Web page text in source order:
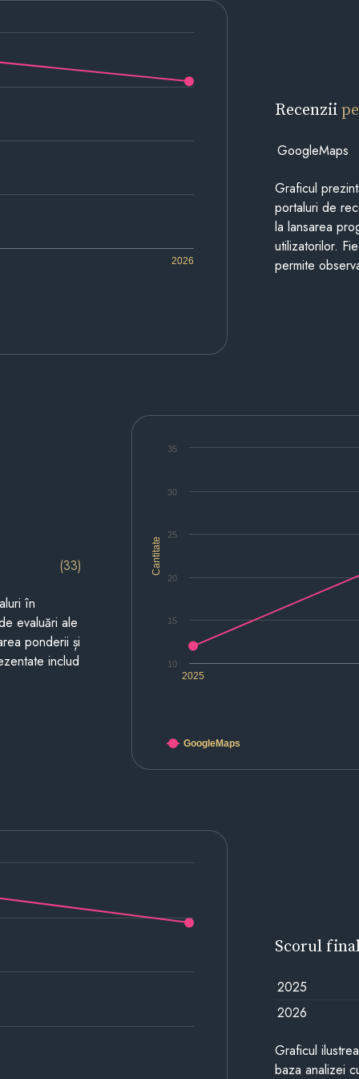
2026
Recenzii
GoogleMaps
Graficul
portaluri de
la lansarea
utilizatorilor.
permite
Cantitate
2025
10
15
20
25
30
35
GoogleMaps
(33)
în
evaluări ale
ponderii și
includ
Scorul
2025
2026
Graficul
baza analizei